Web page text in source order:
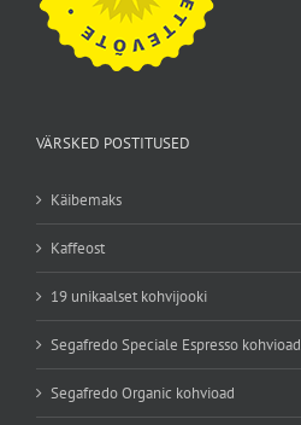
VÄRSKED POSTITUSED
Käibemaks
Kaffeost
19 unikaalset kohvijooki
Segafredo Speciale Espresso kohvioad
Segafredo Organic kohvioad